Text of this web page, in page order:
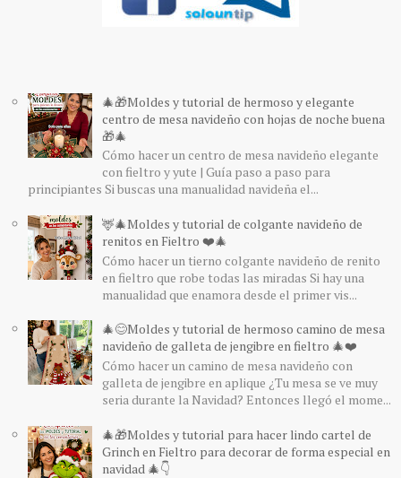
🎄🎁Moldes y tutorial de hermoso y elegante
centro de mesa navideño con hojas de noche buena
🎁🎄
Cómo hacer un centro de mesa navideño elegante
con fieltro y yute | Guía paso a paso para
principiantes Si buscas una manualidad navideña el...
🦌🎄Moldes y tutorial de colgante navideño de
renitos en Fieltro ❤️🎄
Cómo hacer un tierno colgante navideño de renito
en fieltro que robe todas las miradas Si hay una
manualidad que enamora desde el primer vis...
🎄😊Moldes y tutorial de hermoso camino de mesa
navideño de galleta de jengibre en fieltro 🎄❤️
Cómo hacer un camino de mesa navideño con
galleta de jengibre en aplique ¿Tu mesa se ve muy
seria durante la Navidad? Entonces llegó el mome...
🎄🎁Moldes y tutorial para hacer lindo cartel de
Grinch en Fieltro para decorar de forma especial en
navidad 🎄👇